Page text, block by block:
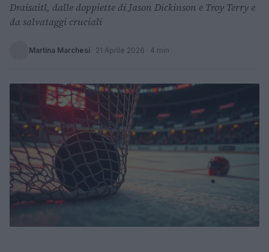
Draisaitl, dalle doppiette di Jason Dickinson e Troy Terry e
da salvataggi cruciali
Martina Marchesi · 21 Aprile 2026 · 4 min